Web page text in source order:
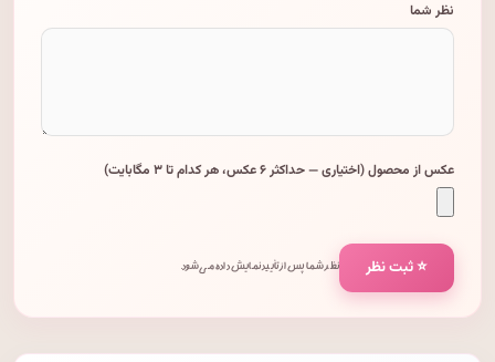
نظر شما
عکس از محصول (اختیاری — حداکثر ۶ عکس، هر کدام تا ۳ مگابایت)
⭐ ثبت نظر نظر شما پس از تأیید نمایش داده می‌شود.